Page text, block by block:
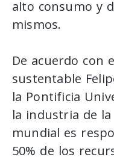
alto consumo y
mismos.
De acuerdo con
sustentable
la Pontificia
la industria de
mundial es
50% de los